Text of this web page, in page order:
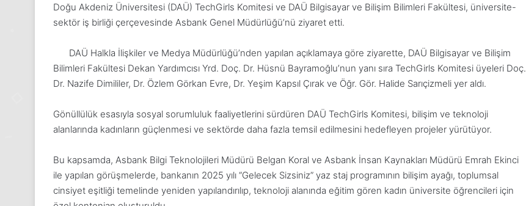
Doğu Akdeniz Üniversitesi (DAÜ) TechGirls Komitesi ve DAÜ Bilgisayar ve Bilişim Bilimleri Fakültesi, üniversite-
sektör iş birliği çerçevesinde Asbank Genel Müdürlüğü’nü ziyaret etti.
DAÜ Halkla İlişkiler ve Medya Müdürlüğü’nden yapılan açıklamaya göre ziyarette, DAÜ Bilgisayar ve Bilişim
Bilimleri Fakültesi Dekan Yardımcısı Yrd. Doç. Dr. Hüsnü Bayramoğlu’nun yanı sıra TechGirls Komitesi üyeleri Doç.
Dr. Nazife Dimililer, Dr. Özlem Görkan Evre, Dr. Yeşim Kapsıl Çırak ve Öğr. Gör. Halide Sarıçizmeli yer aldı.
Gönüllülük esasıyla sosyal sorumluluk faaliyetlerini sürdüren DAÜ TechGirls Komitesi, bilişim ve teknoloji
alanlarında kadınların güçlenmesi ve sektörde daha fazla temsil edilmesini hedefleyen projeler yürütüyor.
Bu kapsamda, Asbank Bilgi Teknolojileri Müdürü Belgan Koral ve Asbank İnsan Kaynakları Müdürü Emrah Ekinci
ile yapılan görüşmelerde, bankanın 2025 yılı “Gelecek Sizsiniz” yaz staj programının bilişim ayağı, toplumsal
cinsiyet eşitliği temelinde yeniden yapılandırılıp, teknoloji alanında eğitim gören kadın üniversite öğrencileri için
24
Kasım
1
Aralık
28
Kasım